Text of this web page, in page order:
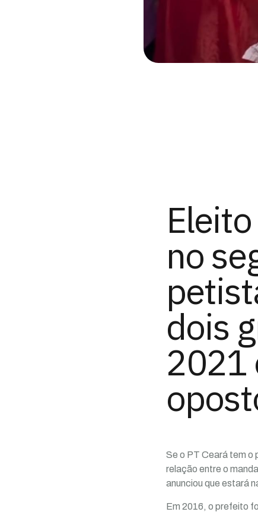
no
dois
2021
Se o PT Ceará tem o
relação entre o
anunciou que estará
Em 2016, o prefeito